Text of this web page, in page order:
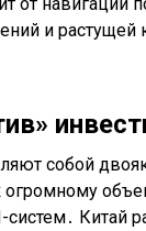
и
собой
огромному
Китай